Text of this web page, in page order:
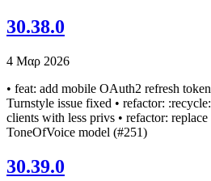
30.38.0
4 Μαρ 2026
• feat: add mobile OAuth2 refresh
Turnstyle issue fixed • refactor:
clients with less privs • refactor:
ToneOfVoice model (#251)
30.39.0